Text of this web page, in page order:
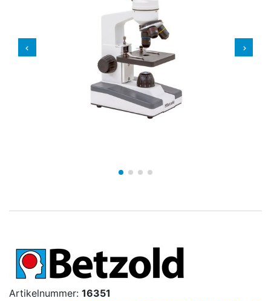
Artikelnummer: 16351